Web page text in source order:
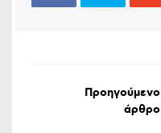
Προηγούμενο
άρθρο